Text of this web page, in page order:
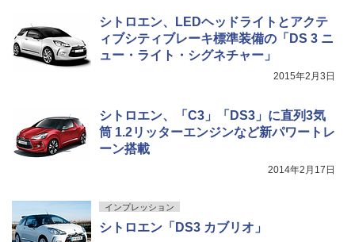
シトロエン、LEDヘッドライトとアクテ
ィブシティブレーキ標準装備の「DS 3 ニ
ュー・ライト・シグネチャー」
2015年2月3日
シトロエン、「C3」「DS3」に直列3気
筒 1.2リッターエンジンなど新パワートレ
ーン搭載
2014年2月17日
インプレッション
シトロエン「DS3 カブリオ」